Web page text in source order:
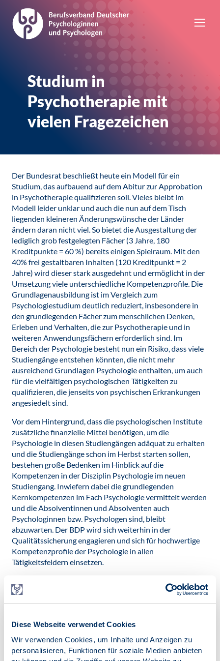
Diese Webseite verwendet Cookies
Wir verwenden Cookies, um Inhalte und Anzeigen zu
personalisieren, Funktionen für soziale Medien anbieten
Studium in
Psychotherapie mit
vielen Fragezeichen
Der Bundesrat beschließt heute ein Modell für ein
Studium, das aufbauend auf dem Abitur zur Approbation
in Psychotherapie qualifizieren soll. Vieles bleibt im
Modell leider unklar und auch die nun auf dem Tisch
liegenden kleineren Änderungswünsche der Länder
ändern daran nicht viel. So bietet die Ausgestaltung der
lediglich grob festgelegten Fächer (3 Jahre, 180
Kreditpunkte = 60 %) bereits einigen Spielraum. Mit den
40% frei gestaltbaren Inhalten (120 Kreditpunkt = 2
Jahre) wird dieser stark ausgedehnt und ermöglicht in der
Umsetzung viele unterschiedliche Kompetenzprofile. Die
Grundlagenausbildung ist im Vergleich zum
Psychologiestudium deutlich reduziert, insbesondere in
den grundlegenden Fächer zum menschlichen Denken,
Erleben und Verhalten, die zur Psychotherapie und in
weiteren Anwendungsfächern erforderlich sind. Im
Bereich der Psychologie besteht nun ein Risiko, dass viele
Studiengänge entstehen könnten, die nicht mehr
ausreichend Grundlagen Psychologie enthalten, um auch
für die vielfältigen psychologischen Tätigkeiten zu
qualifizieren, die jenseits von psychischen Erkrankungen
angesiedelt sind.
Vor dem Hintergrund, dass die psychologischen Institute
zusätzliche finanzielle Mittel benötigen, um die
Psychologie in diesen Studiengängen adäquat zu erhalten
und die Studiengänge schon im Herbst starten sollen,
bestehen große Bedenken im Hinblick auf die
Kompetenzen in der Disziplin Psychologie im neuen
Studiengang. Inwiefern dabei die grundlegenden
Kernkompetenzen im Fach Psychologie vermittelt werden
und die Absolventinnen und Absolventen auch
Psychologinnen bzw. Psychologen sind, bleibt
abzuwarten. Der BDP wird sich weiterhin in der
Qualitätssicherung engagieren und sich für hochwertige
Kompetenzprofile der Psychologie in allen
Tätigkeitsfeldern einsetzen.
bestehen auch Risiken in der Umsetzung für die aktuell
bestehende Vielfalt der psychotherapeutischen Verfahren,
Tiefenpsychologisch fundierte Psychotherapie sowie für
die Systemische Psychotherapie. Im Rahmen der
Umstellung der Ausbildungsstrukturen entsprechend der
Vorgaben im Modell ist zu erwarten, dass personelle